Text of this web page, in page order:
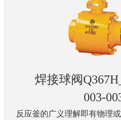
焊接球阀
003-
反应釜的广义理解即有物理